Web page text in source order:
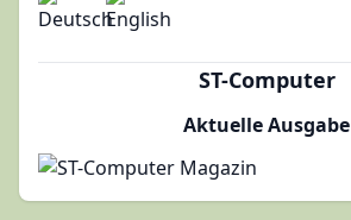
ST-Computer
Aktuelle Ausgabe